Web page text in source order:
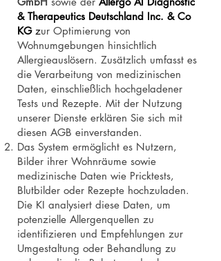
& Therapeutics Deutschland Inc. & Co
KG zur Optimierung von
Wohnumgebungen hinsichtlich
Allergieauslösern. Zusätzlich umfasst es
die Verarbeitung von medizinischen
Daten, einschließlich hochgeladener
Tests und Rezepte. Mit der Nutzung
unserer Dienste erklären Sie sich mit
diesen AGB einverstanden.
Das System ermöglicht es Nutzern,
Bilder ihrer Wohnräume sowie
medizinische Daten wie Pricktests,
Blutbilder oder Rezepte hochzuladen.
Die KI analysiert diese Daten, um
potenzielle Allergenquellen zu
identifizieren und Empfehlungen zur
Umgestaltung oder Behandlung zu